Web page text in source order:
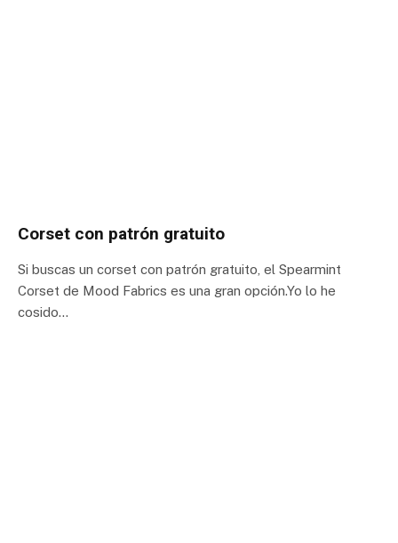
Corset con patrón gratuito
Si buscas un corset con patrón gratuito, el Spearmint
Corset de Mood Fabrics es una gran opción.Yo lo he
cosido…